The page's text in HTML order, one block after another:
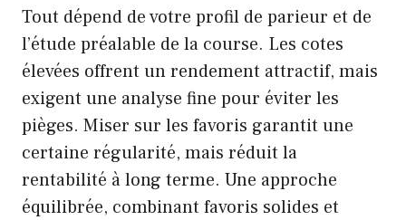
Tout dépend de votre profil de parieur et de
l’étude préalable de la course. Les cotes
élevées offrent un rendement attractif, mais
exigent une analyse fine pour éviter les
pièges. Miser sur les favoris garantit une
certaine régularité, mais réduit la
rentabilité à long terme. Une approche
équilibrée, combinant favoris solides et